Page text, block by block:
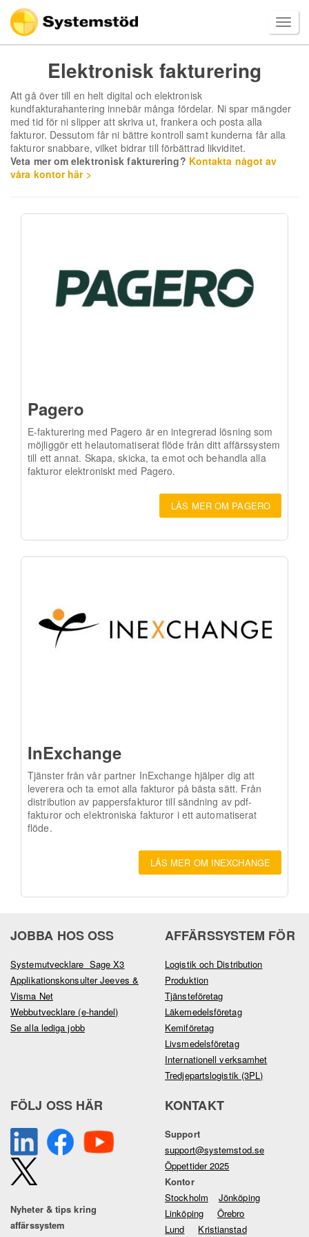
Elektronisk fakturering
Att gå över till en helt digital och elektronisk
kundfakturahantering innebär många fördelar. Ni spar mängder
med tid för ni slipper att skriva ut, frankera och posta alla
fakturor. Dessutom får ni bättre kontroll samt kunderna får alla
fakturor snabbare, vilket bidrar till förbättrad likviditet.
Veta mer om elektronisk fakturering? Kontakta något av
våra kontor här >
Pagero
E-fakturering med Pagero är en integrerad lösning som
möjliggör ett helautomatiserat flöde från ditt affärssystem
till ett annat. Skapa, skicka, ta emot och behandla alla
fakturor elektroniskt med Pagero.
LÄS MER OM PAGERO
InExchange
Tjänster från vår partner InExchange hjälper dig att
leverera och ta emot alla fakturor på bästa sätt. Från
distribution av pappersfakturor till sändning av pdf-
fakturor och elektroniska fakturor i ett automatiserat
flöde.
LÄS MER OM INEXCHANGE
JOBBA HOS OSS
Systemutvecklare Sage X3
Applikationskonsulter Jeeves &
Visma Net
Webbutvecklare (e-handel)
Se alla lediga jobb
AFFÄRSSYSTEM FÖR
Logistik och Distribution
Produktion
Tjänsteföretag
Läkemedelsföretag
Kemiföretag
Livsmedelsföretag
Internationell verksamhet
Tredjepartslogistik (3PL)
FÖLJ OSS HÄR
Nyheter & tips kring
affärssystem
KONTAKT
Support
support@systemstod.se
Öppettider 2025
Kontor
Stockholm
Jönköping
Linköping
Örebro
Lund
Kristianstad